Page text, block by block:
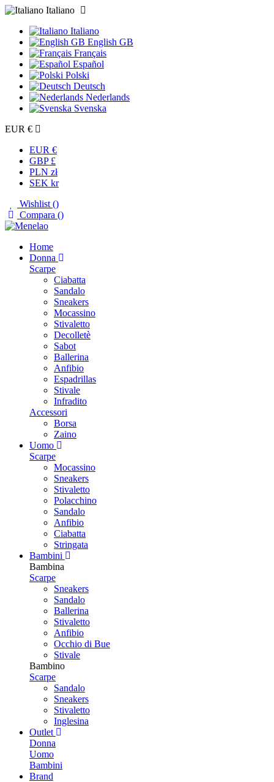
Italiano
Italiano
English GB
Français
Español
Polski
Deutsch
Nederlands
Svenska
EUR €
EUR €
GBP £
PLN zł
SEK kr
Wishlist ()
Compara ()
Home
Donna
Scarpe
Ciabatta
Sandalo
Sneakers
Mocassino
Stivaletto
Decolletè
Sabot
Ballerina
Anfibio
Espadrillas
Stivale
Infradito
Accessori
Borsa
Zaino
Uomo
Scarpe
Mocassino
Sneakers
Stivaletto
Polacchino
Sandalo
Anfibio
Ciabatta
Stringata
Bambini
Bambina
Scarpe
Sneakers
Sandalo
Ballerina
Stivaletto
Anfibio
Occhio di Bue
Stivale
Bambino
Scarpe
Sandalo
Sneakers
Stivaletto
Inglesina
Outlet
Donna
Uomo
Bambini
Brand